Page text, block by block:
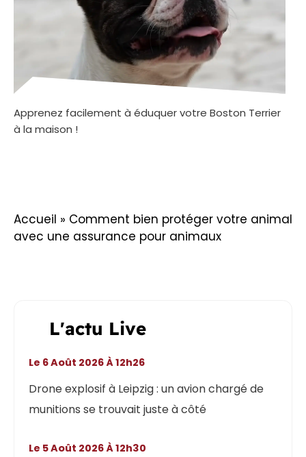
Apprenez facilement à éduquer votre Boston Terrier
à la maison !
Accueil » Comment bien protéger votre animal
avec une assurance pour animaux
L'actu Live
Drone explosif à Leipzig : un avion chargé de
munitions se trouvait juste à côté
Le 6 Août 2026 À 12h26
Le 5 Août 2026 À 12h30